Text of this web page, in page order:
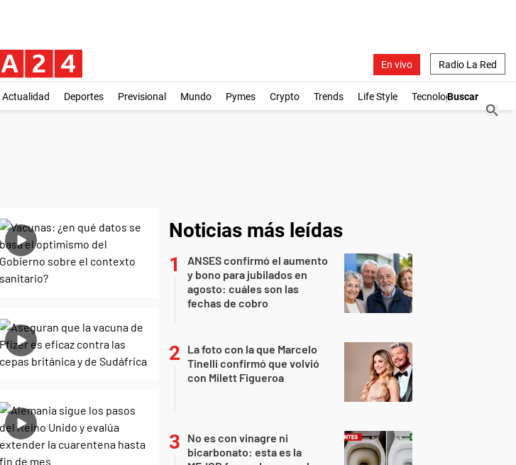
En vivo Radio La Red
Actualidad Deportes Previsional Mundo Pymes Crypto Trends Life Style Tecnología
Noticias más leídas
ANSES confirmó el aumento
y bono para jubilados en
agosto: cuáles son las
fechas de cobro
La foto con la que Marcelo
Tinelli confirmó que volvió
con Milett Figueroa
No es con vinagre ni
bicarbonato: esta es la